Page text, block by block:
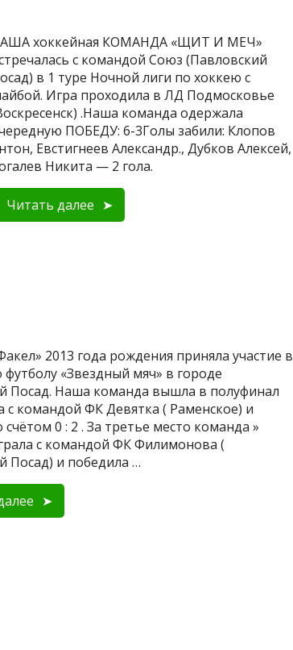
хоккейная КОМАНДА «ЩИТ И МЕЧ»
с командой Союз (Павловский
в 1 туре Ночной лиги по хоккею с
Игра проходила в ЛД Подмосковье
.Наша команда одержала
ПОБЕДУ: 6-3Голы забили: Клопов
Евстигнеев Александр., Дубков Алексей,
Никита — 2 гола.
Читать далее
2013 года рождения приняла участие в
футболу «Звездный мяч» в городе
Посад. Наша команда вышла в полуфинал
с командой ФК Девятка ( Раменское) и
счётом 0 : 2 . За третье место команда »
с командой ФК Филимонова (
Посад) и победила …